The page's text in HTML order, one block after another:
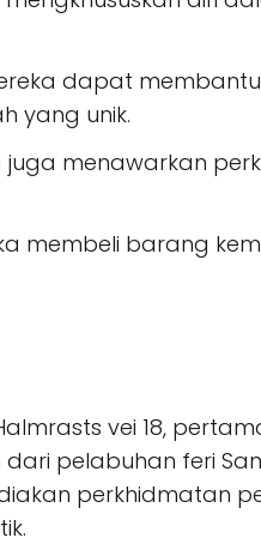
dapat
yang unik.
juga menawarkan
membeli barang
vei 18,
pelabuhan feri
perkhidmatan